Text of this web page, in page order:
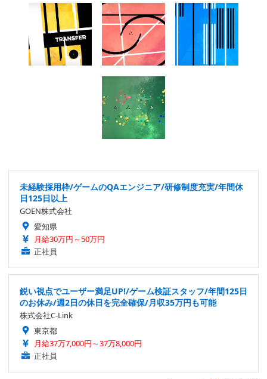
未経験採用枠/ゲームのQAエンジニア/研修制度充実/年間休
日125日以上
GOEN株式会社
愛知県
月給30万円～50万円
正社員
鋭い視点でユーザー満足UP!/ゲーム検証スタッフ/年間125日
のお休み/週2日の休日を完全確保/月収35万円も可能
株式会社C-Link
東京都
月給37万7,000円～37万8,000円
正社員